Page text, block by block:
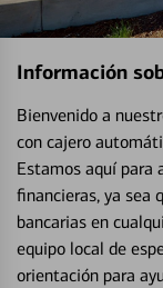
Información
Bienvenido a
con cajero
Estamos aquí para
financieras, ya sea
bancarias en
equipo local de
orientación para